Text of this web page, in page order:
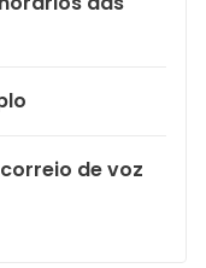
de voz